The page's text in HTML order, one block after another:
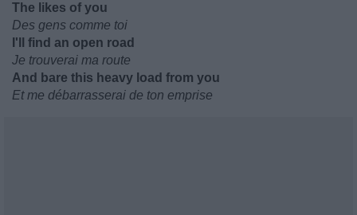
The likes of you
Des gens comme toi
I'll find an open road
Je trouverai ma route
And bare this heavy load from you
Et me débarrasserai de ton emprise